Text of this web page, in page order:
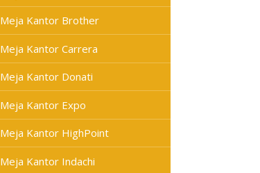
Meja Kantor Brother
Meja Kantor Carrera
Meja Kantor Donati
Meja Kantor Expo
Meja Kantor HighPoint
Meja Kantor Indachi